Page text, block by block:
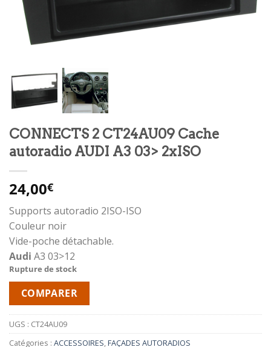
CONNECTS 2 CT24AU09 Cache
autoradio AUDI A3 03> 2xISO
24,00€
Supports autoradio 2ISO-ISO
Couleur noir
Vide-poche détachable.
Audi A3 03>12
Rupture de stock
COMPARER
UGS : CT24AU09
Catégories : ACCESSOIRES,FAÇADES AUTORADIOS